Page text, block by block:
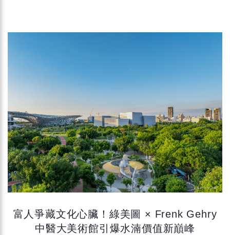
富人爭藏文化心臟！綠美圖 × Frenk Gehry
中醫大美術館引爆水湳價值新巔峰